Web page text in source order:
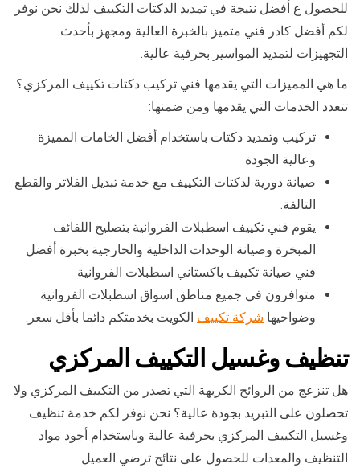
للحصول ع أفضل نتيجة في تمديد الدكتات التكييف لذلك نحن نوفر
لكم أفضل كادر فني متميز بالخبرة العالية ومجهز بأحدث
التجهيزات لتمديد المواسير بحرفية عالية.
ما هي المميزات التي يقدمها فني تركيب دكتات تكييف المركزي؟
تتعدد الخدمات التي يقدمها ومن ضمنها:
تركيب وتمديد دكتات باستخدام أفضل الخامات المميزة
وعالية الجودة
صيانة دورية لدكتات التكييف مع خدمة تبديل الفلاتر والقطع
التالفة.
يقوم فني تكييف اسطبلات الفروانية بتصليح اللفائف
المبخرة وصيانة الوحدات الداخلية والخارجية بخبرة أفضل
فني صيانة تكييف باكستاني اسطبلات الفروانية
متوافرون في جميع مناطق اسواق اسطبلات الفروانية
وضواحيها شركة تكييف الكويت بخدمتكم دائما بأقل سعر.
تنظيف وغسيل التكييف المركزي
هل تنزعج من الروائح الكريهة التي تصدر من التكييف المركزي ولا
تحصلون على التبريد بجودة عالية؟ نحن نوفر لكم خدمة تنظيف
وغسيل التكييف المركزي بحرفية عالية وباستخدام أجود مواد
التنظيف والمعدات للحصول على نتائج ترضي العميل.